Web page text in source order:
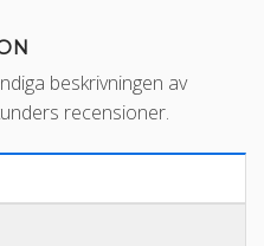
beskrivningen av
recensioner.